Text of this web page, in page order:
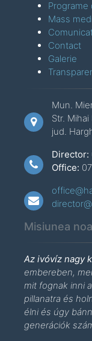
Programe
Mass
Contact
Galerie
Mun.
Str.
jud.
Director:
Office:
Misiunea
Az ivóvíz nagy
embereben,
mit fognak inni
pillanatra és
élni és úgy
generációk